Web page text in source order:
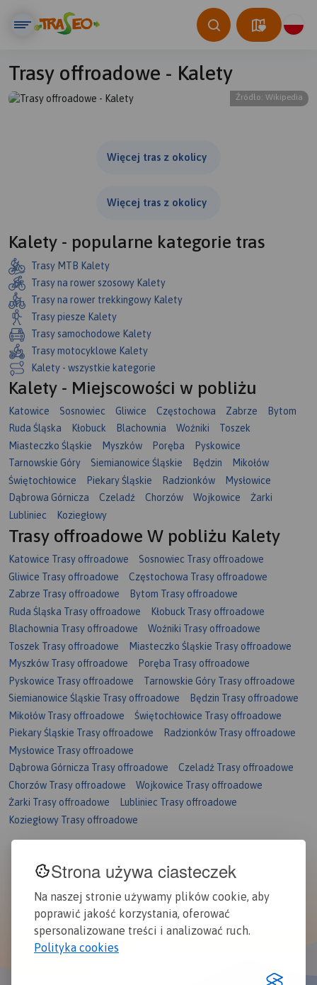
Strona używa ciasteczek
Na naszej stronie używamy plików cookie, aby
poprawić jakość korzystania, oferować
spersonalizowane treści i analizować ruch.
Polityka cookies
Trasy offroadowe - Kalety
Źródło: Wikipedia
© Traseo Map © OpenMapTiles © OpenStreetMap contributors
Więcej tras z okolicy
Więcej tras z okolicy
Kalety - popularne kategorie tras
Trasy MTB Kalety
Trasy na rower szosowy Kalety
Trasy na rower trekkingowy Kalety
Trasy piesze Kalety
Trasy samochodowe Kalety
Trasy motocyklowe Kalety
Kalety - wszystkie kategorie
Kalety - Miejscowości w pobliżu
Katowice Sosnowiec Gliwice Częstochowa Zabrze
Bytom
Ruda Śląska
Kłobuck Blachownia Woźniki
Toszek
Miasteczko Śląskie
Myszków Poręba
Pyskowice
Tarnowskie Góry
Siemianowice Śląskie Będzin
Mikołów
Świętochłowice
Piekary Śląskie Radzionków
Mysłowice
Dąbrowa Górnicza
Czeladź Chorzów Wojkowice
Żarki
Lubliniec
Koziegłowy
Trasy offroadowe W pobliżu Kalety
Katowice Trasy offroadowe
Sosnowiec Trasy offroadowe
Gliwice Trasy offroadowe
Częstochowa Trasy offroadowe
Zabrze Trasy offroadowe
Bytom Trasy offroadowe
Ruda Śląska Trasy offroadowe
Kłobuck Trasy offroadowe
Blachownia Trasy offroadowe
Woźniki Trasy offroadowe
Toszek Trasy offroadowe
Miasteczko Śląskie Trasy offroadowe
Myszków Trasy offroadowe
Poręba Trasy offroadowe
Pyskowice Trasy offroadowe
Tarnowskie Góry Trasy offroadowe
Siemianowice Śląskie Trasy offroadowe
Będzin Trasy offroadowe
Mikołów Trasy offroadowe
Świętochłowice Trasy offroadowe
Piekary Śląskie Trasy offroadowe
Radzionków Trasy offroadowe
Mysłowice Trasy offroadowe
Dąbrowa Górnicza Trasy offroadowe
Czeladź Trasy offroadowe
Chorzów Trasy offroadowe
Wojkowice Trasy offroadowe
Żarki Trasy offroadowe
Lubliniec Trasy offroadowe
Koziegłowy Trasy offroadowe